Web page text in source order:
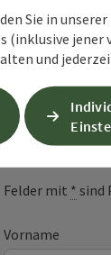
Felder mit * sind
Vorname
Sie in
(inklusive jener
und